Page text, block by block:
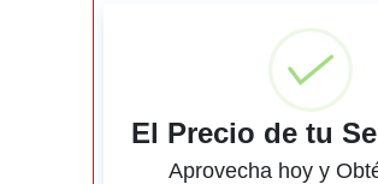
El Precio de tu
Aprovecha hoy y